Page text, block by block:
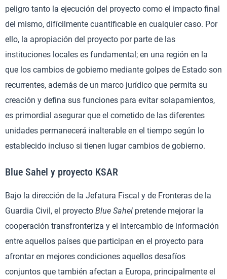
peligro tanto la ejecución del proyecto como el impacto final
del mismo, difícilmente cuantificable en cualquier caso. Por
ello, la apropiación del proyecto por parte de las
instituciones locales es fundamental; en una región en la
que los cambios de gobierno mediante golpes de Estado son
recurrentes, además de un marco jurídico que permita su
creación y defina sus funciones para evitar solapamientos,
es primordial asegurar que el cometido de las diferentes
unidades permanecerá inalterable en el tiempo según lo
establecido incluso si tienen lugar cambios de gobierno.
Blue Sahel y proyecto KSAR
Bajo la dirección de la Jefatura Fiscal y de Fronteras de la
Guardia Civil, el proyecto Blue Sahel pretende mejorar la
cooperación transfronteriza y el intercambio de información
entre aquellos países que participan en el proyecto para
afrontar en mejores condiciones aquellos desafíos
conjuntos que también afectan a Europa, principalmente el